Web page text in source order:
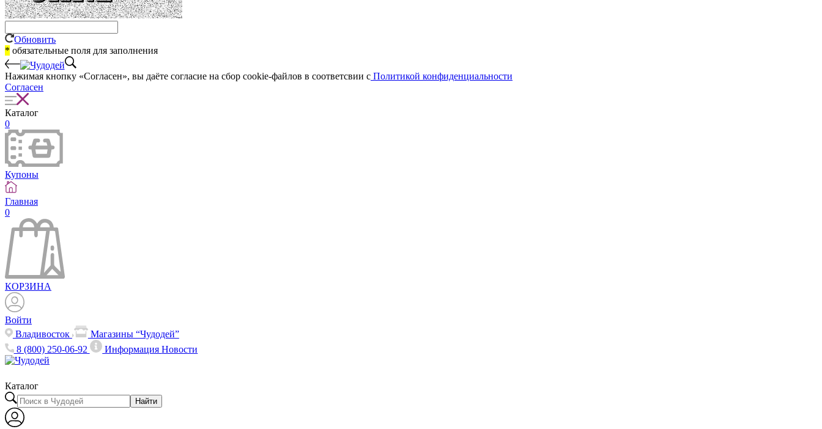
Обновить
* обязательные поля для заполнения
Нажимая кнопку «Согласен», вы даёте cогласие на сбор cookie-файлов в соответсвии с Политикой конфиденциальности
Согласен
Каталог
0
Купоны
Главная
0
КОРЗИНА
Войти
Владивосток
Магазины “Чудодей”
8 (800) 250-06-92
ИнформацияНовости
Каталог
Найти